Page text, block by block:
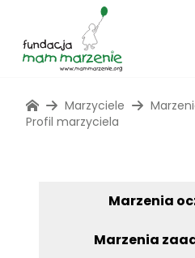
Marzyciele
Profil marzyciela
Marzenia
Marzenia